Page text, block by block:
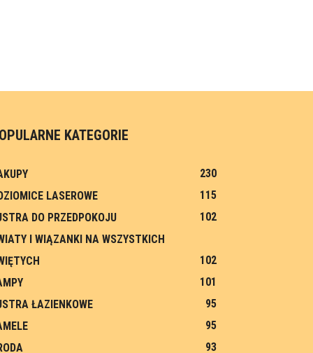
KATEGORIE
230
LASEROWE
115
DO PRZEDPOKOJU
102
I WIĄZANKI NA WSZYSTKICH
102
101
ŁAZIENKOWE
95
95
93